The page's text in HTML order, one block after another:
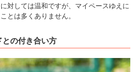
対しては温和ですが、マイペースゆえに
とは多くありません。
との付き合い方